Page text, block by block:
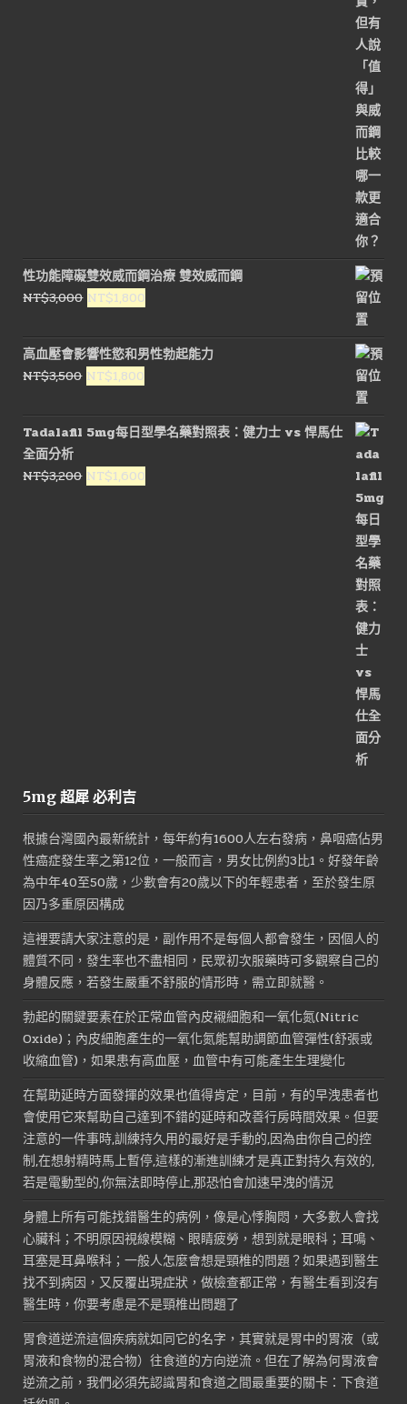
性功能障礙雙效威而鋼治療 雙效威而鋼
NT$3,000 原
價
格：
NT$3,000。
NT$1,800
價
格：
高血壓會影響性慾和男性勃起能力
NT$3,500 原
價
格：
NT$3,500。
NT$1,800
價
格：
NT$1,800。
Tadalafil 5mg每日型學名藥對照表：健力士 vs 悍馬仕
全面分析
NT$3,200 原
NT$1,600
5mg 超犀 必利吉
根據台灣國內最新統計，每年約有1600人左右發病，鼻咽癌佔男
性癌症發生率之第12位，一般而言，男女比例約3比1。好發年齡
為中年40至50歲，少數會有20歲以下的年輕患者，至於發生原
因乃多重原因構成
這裡要請大家注意的是，副作用不是每個人都會發生，因個人的
體質不同，發生率也不盡相同，民眾初次服藥時可多觀察自己的
身體反應，若發生嚴重不舒服的情形時，需立即就醫。
勃起的關鍵要素在於正常血管內皮襯細胞和一氧化氮(Nitric
Oxide)；內皮細胞產生的一氧化氮能幫助調節血管彈性(舒張或
收縮血管)，如果患有高血壓，血管中有可能產生生理變化
在幫助延時方面發揮的效果也值得肯定，目前，有的早洩患者也
會使用它來幫助自己達到不錯的延時和改善行房時間效果。但要
注意的一件事時,訓練持久用的最好是手動的,因為由你自己的控
制,在想射精時馬上暫停,這樣的漸進訓練才是真正對持久有效的,
若是電動型的,你無法即時停止,那恐怕會加速早洩的情況
身體上所有可能找錯醫生的病例，像是心悸胸悶，大多數人會找
心臟科；不明原因視線模糊、眼睛疲勞，想到就是眼科；耳鳴、
耳塞是耳鼻喉科；一般人怎麼會想是頸椎的問題？如果遇到醫生
找不到病因，又反覆出現症狀，做檢查都正常，有醫生看到沒有
醫生時，你要考慮是不是頸椎出問題了
胃食道逆流這個疾病就如同它的名字，其實就是胃中的胃液（或
胃液和食物的混合物）往食道的方向逆流。但在了解為何胃液會
逆流之前，我們必須先認識胃和食道之間最重要的關卡：下食道